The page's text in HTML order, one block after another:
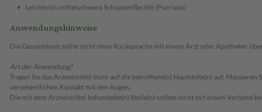
Leichte bis mittelschwere Schuppenflechte (Psoriasis)
Anwendungshinweise
Die Gesamtdosis sollte nicht ohne Rücksprache mit einem Arzt oder Apotheker
Art der Anwendung?
Tragen Sie das Arzneimittel dünn auf die betroffene(n) Hautstelle(n) auf.
versehentlichen Kontakt mit den Augen.
Die mit dem Arzneimittel behandelte(n) Stelle(n) sollten nicht mit einem Verband